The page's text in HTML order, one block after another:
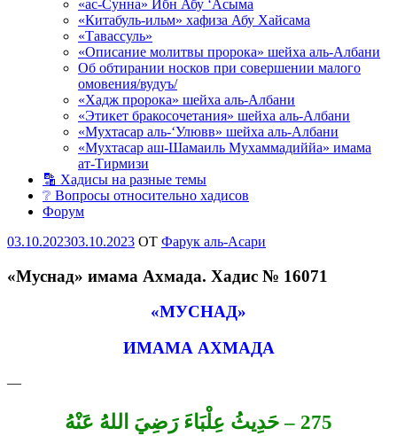
«ас-Сунна» Ибн Абу ‘Асыма
«Китабуль-ильм» хафиза Абу Хайсама
«Тавассуль»
«Описание молитвы пророка» шейха аль-Албани
Об обтирании носков при совершении малого
омовения/вудуъ/
«Хадж пророка» шейха аль-Албани
«Этикет бракосочетания» шейха аль-Албани
«Мухтасар аль-‘Улювв» шейха аль-Албани
«Мухтасар аш-Шамаиль Мухаммадиййа» имама
ат-Тирмизи
🔡 Хадисы на разные темы
❔ Вопросы относительно хадисов
Форум
Опубликовано
03.10.202303.10.2023 OT Фарук аль-Асари
«Муснад» имама Ахмада. Хадис № 16071
«МУСНАД»
ИМАМА АХМАДА
—
275 – حَدِيثُ عِلْبَاءَ رَضِيَ اللهُ عَنْهُ